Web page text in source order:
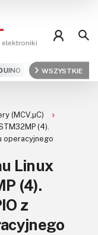
elektroniki
ARM AUDIO
WSZYSTKIE
(MCV,μC)
(4).
operacyjnego
Linux
(4).
z